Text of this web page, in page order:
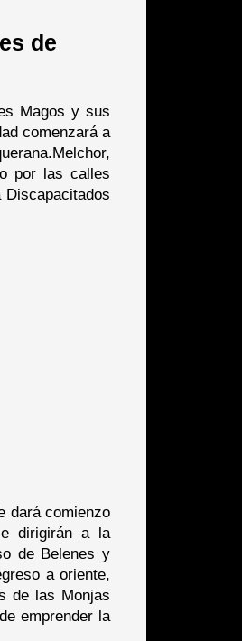
de
Magos y sus
comenzará a
por las calles
dará comienzo
dirigirán a la
de Belenes y
a oriente,
de las Monjas
emprender la